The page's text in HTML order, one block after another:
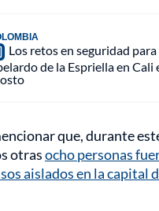
Los retos en seguridad
de la Espriella en Cali
que, durante
otrasocho personas
aislados en la capital